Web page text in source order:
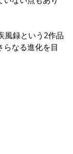
風録という2作品
らなる進化を目